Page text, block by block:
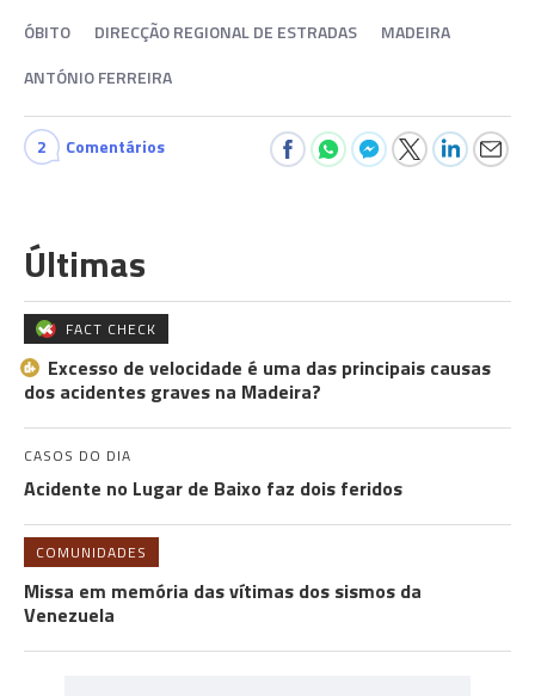
ÓBITO DIRECÇÃO REGIONAL DE ESTRADAS
MADEIRA
ANTÓNIO FERREIRA
2 Comentários
Últimas
FACT CHECK
Excesso de velocidade é uma das principais causas
dos acidentes graves na Madeira?
CASOS DO DIA
Acidente no Lugar de Baixo faz dois feridos
COMUNIDADES
Missa em memória das vítimas dos sismos da
Venezuela